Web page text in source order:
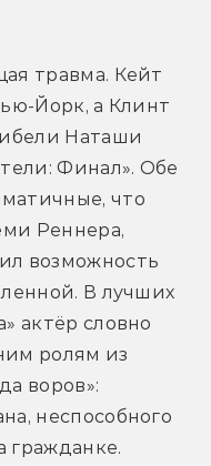
травма. Кейт
Йорк, а Клинт
Наташи
Финал». Обе
что
Реннера,
возможность
В лучших
актёр словно
ролям из
воров»:
неспособного
гражданке.